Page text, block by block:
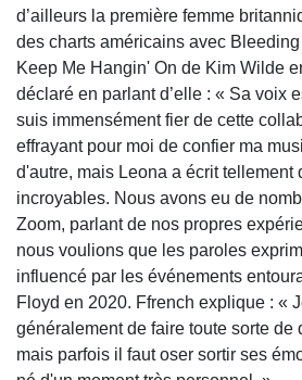
d’ailleurs la première femme
des charts américains avec
Keep Me Hangin' On de Kim Wilde
déclaré en parlant d’elle : « Sa voix
suis immensément fier de cette
effrayant pour moi de confier ma
d'autre, mais Leona a écrit tellement
incroyables. Nous avons eu de
Zoom, parlant de nos propres
nous voulions que les paroles
influencé par les événements
Floyd en 2020. Ffrench explique : «
généralement de faire toute sorte de
mais parfois il faut oser sortir ses